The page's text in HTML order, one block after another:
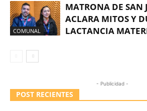
COMUNAL
MATRONA DE SAN
ACLARA MITOS Y
LACTANCIA
- Publicidad -
POST RECIENTES